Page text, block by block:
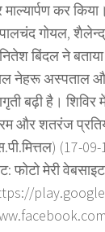
माल्यार्पण कर
गोयल,
बिंदल ने
नेहरू अस्पताल और
बढ़ी है। शिविर
और शतरंज
(17-09-
फोटो मेरी